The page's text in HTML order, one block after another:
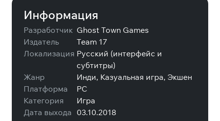
Информация
Разработчик Ghost Town Games
Издатель
Team 17
Локализация Русский (интерфейс и
субтитры)
Жанр
Инди, Казуальная игра, Экшен
Платформа
PC
Категория
Игра
Дата выхода 03.10.2018